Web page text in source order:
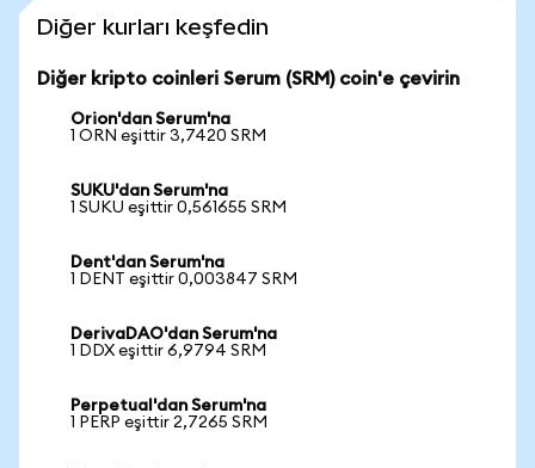
Diğer kurları keşfedin
Diğer kripto coinleri Serum (SRM) coin'e çevirin
Orion'dan Serum'na
1 ORN eşittir 3,7420 SRM
SUKU'dan Serum'na
1 SUKU eşittir 0,561655 SRM
Dent'dan Serum'na
1 DENT eşittir 0,003847 SRM
DerivaDAO'dan Serum'na
1 DDX eşittir 6,9794 SRM
Perpetual'dan Serum'na
1 PERP eşittir 2,7265 SRM